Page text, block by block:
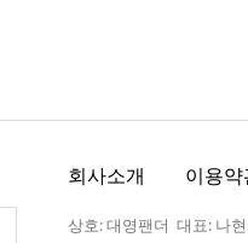
회사소개 이용
상호: 대영팬더 대표: 나